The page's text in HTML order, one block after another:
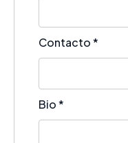
Contacto*
Bio*